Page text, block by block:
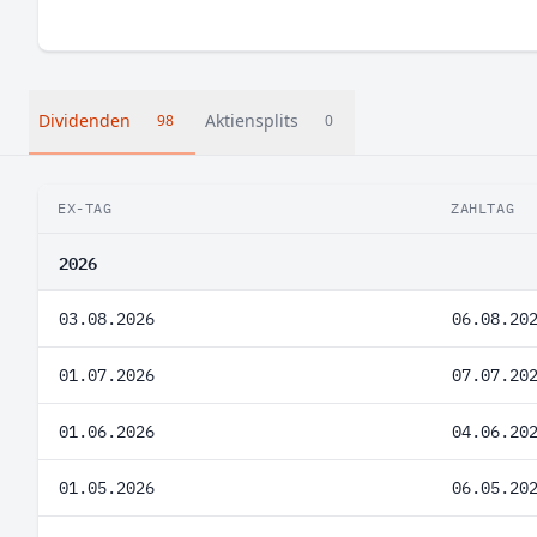
Dividenden 98 Aktiensplits 0
EX-TAG ZAHLTAG
2026
03.08.2026
01.07.2026
01.06.2026
01.05.2026